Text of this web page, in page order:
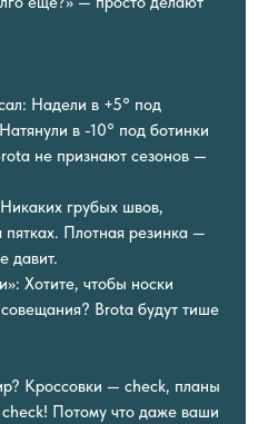
Надели в +5° под
в -10° под ботинки
не признают сезонов —
грубых швов,
Плотная резинка —
давит.
Хотите, чтобы носки
Brota будут тише
Кроссовки — check, планы
Потому что даже ваши